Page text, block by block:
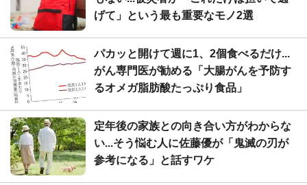
げて」という最も重要なモノ2選
パカッと開けて週に1、2個食べるだけ...
がん専門医が勧める「大腸がんを予防す
るオメガ脂肪酸たっぷり食品」
定年後の家族との向き合い方がわからな
い...そう悩む人に佐藤優が「鬼滅の刃が
参考になる」と話すワケ